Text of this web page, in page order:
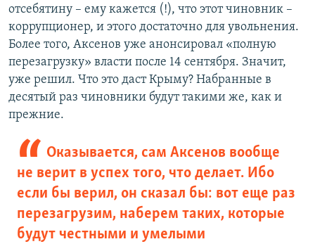
отсебятину – ему кажется (!), что этот чиновник –
коррупционер, и этого достаточно для увольнения.
Более того, Аксенов уже анонсировал «полную
перезагрузку» власти после 14 сентября. Значит,
уже решил. Что это даст Крыму? Набранные в
десятый раз чиновники будут такими же, как и
прежние.
Оказывается, сам Аксенов вообще
не верит в успех того, что делает. Ибо
если бы верил, он сказал бы: вот еще раз
перезагрузим, наберем таких, которые
будут честными и умелыми